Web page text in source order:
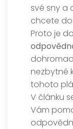
své sny a
chcete
Proto je
nezbytné
tohoto
V článku
Vám